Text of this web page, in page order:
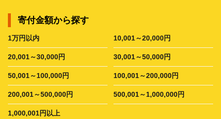
寄付金額から探す
1万円以内 10,001～20,000円
20,001～30,000円 30,001～50,000円
50,001～100,000円 100,001～200,000円
200,001～500,000円 500,001～1,000,000円
1,000,001円以上